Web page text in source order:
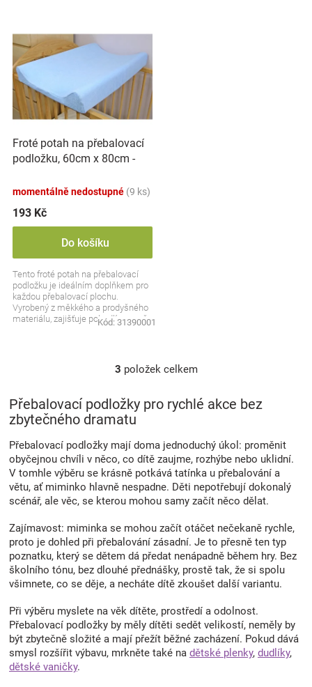
Přihlášení
Froté potah na přebalovací
podložku, 60cm x 80cm -
momentálně nedostupné (9 ks)
193 Kč
Do košíku
Tento froté potah na přebalovací
podložku je ideálním doplňkem pro
každou přebalovací plochu.
Vyrobený z měkkého a prodyšného
materiálu, zajišťuje pohodlí pro vaše
Kód: 31390001
O
l
a
c
í
p
r
v
y
v
ý
p
i
u
3 položek celkem
Přebalovací podložky pro rychlé akce bez
zbytečného dramatu
Přebalovací podložky mají doma jednoduchý úkol: proměnit
obyčejnou chvíli v něco, co dítě zaujme, rozhýbe nebo uklidní.
V tomhle výběru se krásně potkává tatínka u přebalování a
větu, ať miminko hlavně nespadne. Děti nepotřebují dokonalý
scénář, ale věc, se kterou mohou samy začít něco dělat.
Zajímavost: miminka se mohou začít otáčet nečekaně rychle,
proto je dohled při přebalování zásadní. Je to přesně ten typ
poznatku, který se dětem dá předat nenápadně během hry. Bez
školního tónu, bez dlouhé přednášky, prostě tak, že si spolu
všimnete, co se děje, a necháte dítě zkoušet další variantu.
Při výběru myslete na věk dítěte, prostředí a odolnost.
Přebalovací podložky by měly dítěti sedět velikostí, neměly by
být zbytečně složité a mají přežít běžné zacházení. Pokud dává
smysl rozšířit výbavu, mrkněte také na dětské plenky, dudlíky,
dětské vaničky.